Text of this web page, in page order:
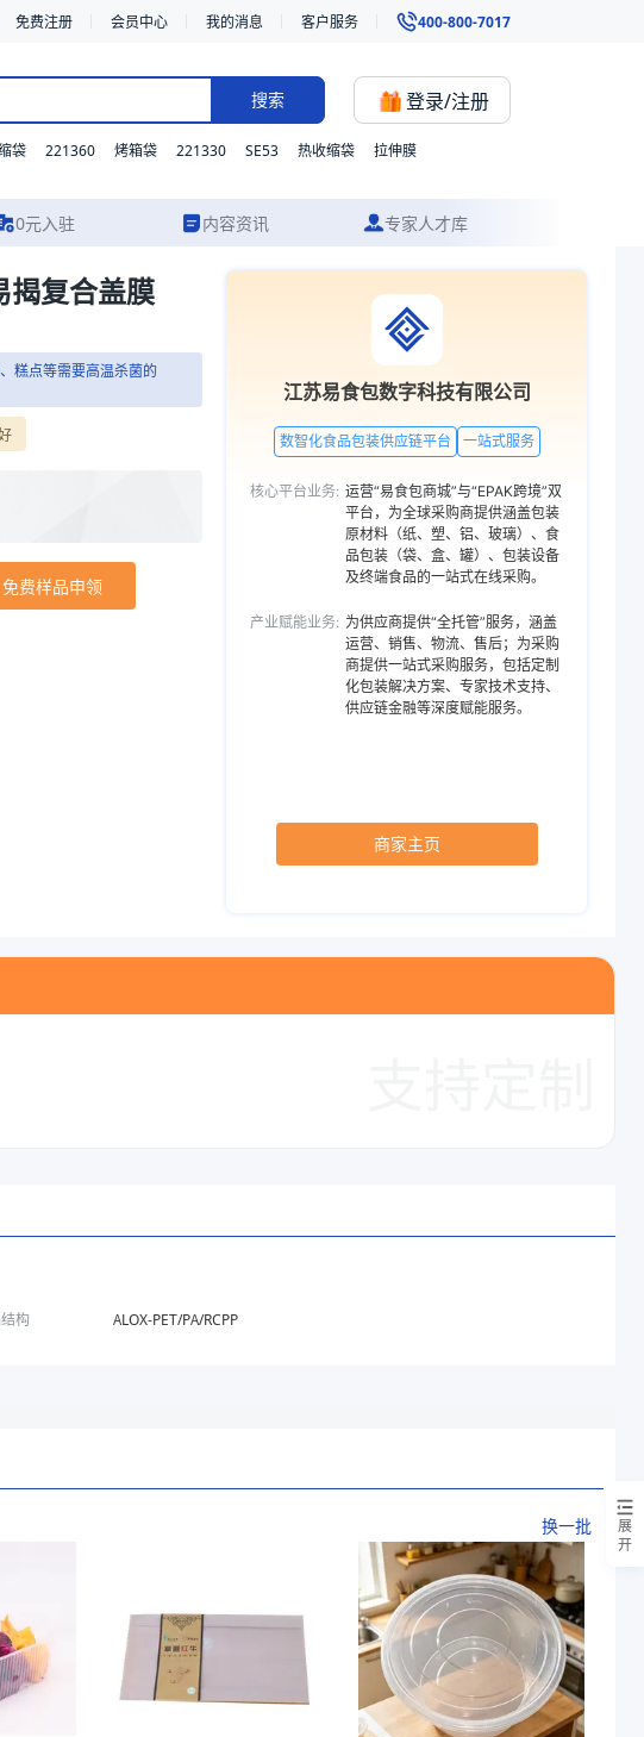
免费注册 会员中心 我的消息 客户服务 400-800-7017
搜索 登录/注册
袋 221360 烤箱袋 221330 SE53 热收缩袋 拉伸膜
0元入驻 内容资讯 专家人才库
食、糕点等需要高温杀菌的碗、盒类产品。我们支持材质、型号与功能的灵活定
揭复合盖膜
糕点等需要高温杀菌的
免费样品申领
装
的印刷能力与复合能力，兼具
产效率
江苏易食包数字科技有限公司
数智化食品包装供应链平台 一站式服务
核心平台业务: 运营“易食包商城”与“EPAK跨境”双
平台，为全球采购商提供涵盖包装
原材料（纸、塑、铝、玻璃）、食
品包装（袋、盒、罐）、包装设备
及终端食品的一站式在线采购。
产业赋能业务: 为供应商提供“全托管”服务，涵盖
运营、销售、物流、售后；为采购
商提供一站式采购服务，包括定制
化包装解决方案、专家技术支持、
供应链金融等深度赋能服务。
商家主页
构 ALOX-PET/PA/RCPP
换一批
展
开